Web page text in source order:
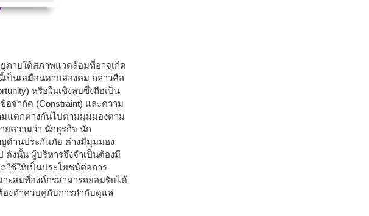
ภายใต้สภาพแวดล้อมที่อาจเกิด
ป็นเสมือนดาบสองคม กล่าวคือ
หรือในเชิงลบซึ่งถือเป็น
อจำกัด (Constraint) และความ
มแตกต่างกันไปตามมุมมองตาม
ยความว่า นักธุรกิจ นัก
ญด้านประกันภัย ต่างมีมุมมอง
ดังนั้น ผู้บริหารจึงจำเป็นต้องมี
ใช้ให้เป็นประโยชน์ต่อการ
ะสมที่องค์กรสามารถยอมรับได้
องทำควบคู่กับการกำกับดูแล